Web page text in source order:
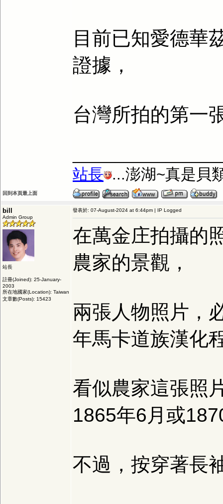
目前已知愛德華
證據，
台灣所拍的第一
站長 ...澎湖~真是貝
回到本頁最上面
bill
Admin Group
站長
註冊(Joined): 25-January-
2003
所在地國家(Location): Taiwan
文章數(Posts): 15423
發表於: 07-August-2024 at 6:44pm | IP Logged
在萬金庄拍攝的
農家的景觀，
兩張人物照片，
年馬卡道族漢化
看似農家這張照
1865年6月或
不過，按穿著長